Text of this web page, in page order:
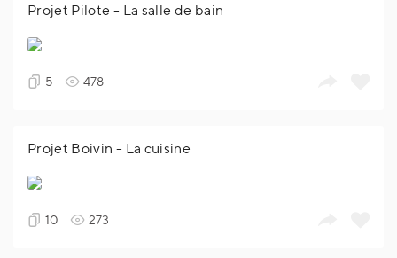
Projet Pilote - La salle de bain
5 478
Projet Boivin - La cuisine
10 273